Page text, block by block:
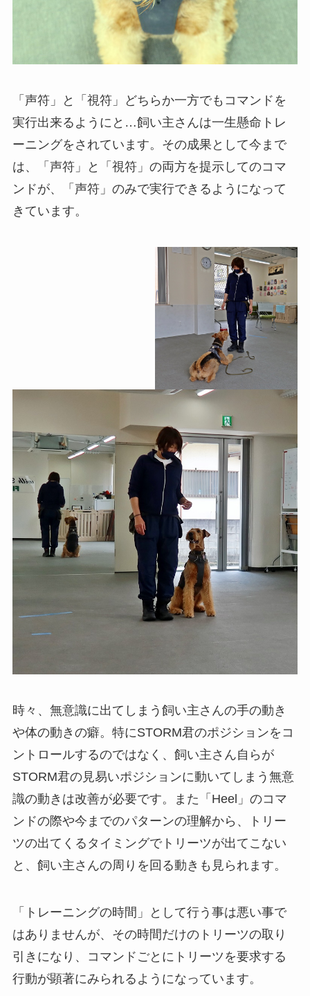
「声符」と「視符」どちらか一方でもコマンドを
実行出来るようにと…飼い主さんは一生懸命トレ
ーニングをされています。その成果として今まで
は、「声符」と「視符」の両方を提示してのコマ
ンドが、「声符」のみで実行できるようになって
きています。
時々、無意識に出てしまう飼い主さんの手の動き
や体の動きの癖。特にSTORM君のポジションをコ
ントロールするのではなく、飼い主さん自らが
STORM君の見易いポジションに動いてしまう無意
識の動きは改善が必要です。また「Heel」のコマ
ンドの際や今までのパターンの理解から、トリー
ツの出てくるタイミングでトリーツが出てこない
と、飼い主さんの周りを回る動きも見られます。
「トレーニングの時間」として行う事は悪い事で
はありませんが、その時間だけのトリーツの取り
引きになり、コマンドごとにトリーツを要求する
行動が顕著にみられるようになっています。